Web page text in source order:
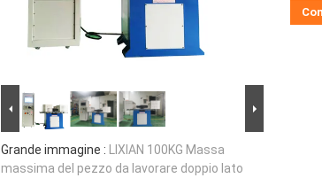
Grande immagine : LIXIAN 100KG Massa
massima del pezzo da lavorare doppio lato